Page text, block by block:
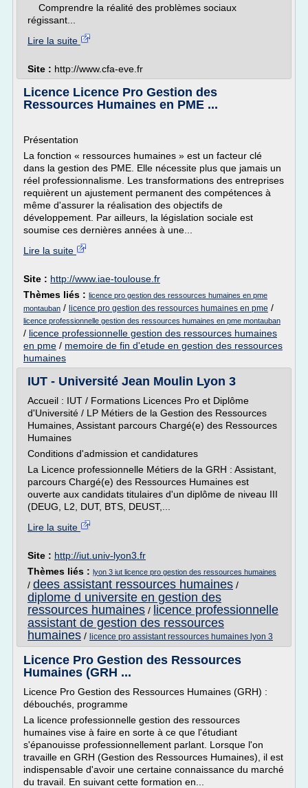
Comprendre la réalité des problèmes sociaux
régissant...
Lire la suite
Site : http://www.cfa-eve.fr
Licence Licence Pro Gestion des
Ressources Humaines en PME ...
Présentation
La fonction « ressources humaines » est un facteur clé
dans la gestion des PME. Elle nécessite plus que jamais un
réel professionnalisme. Les transformations des entreprises
requièrent un ajustement permanent des compétences à
même d'assurer la réalisation des objectifs de
développement. Par ailleurs, la législation sociale est
soumise ces dernières années à une...
Lire la suite
Site : http://www.iae-toulouse.fr
Thèmes liés : licence pro gestion des ressources humaines en pme
montauban / licence pro gestion des ressources humaines en pme /
licence professionnelle gestion des ressources humaines en pme montauban
/ licence professionnelle gestion des ressources humaines
en pme / memoire de fin d'etude en gestion des ressources
humaines
IUT - Université Jean Moulin Lyon 3
Accueil : IUT / Formations Licences Pro et Diplôme
d'Université / LP Métiers de la Gestion des Ressources
Humaines, Assistant parcours Chargé(e) des Ressources
Humaines
Conditions d'admission et candidatures
La Licence professionnelle Métiers de la GRH : Assistant,
parcours Chargé(e) des Ressources Humaines est
ouverte aux candidats titulaires d'un diplôme de niveau III
(DEUG, L2, DUT, BTS, DEUST,...
Lire la suite
Site : http://iut.univ-lyon3.fr
Thèmes liés : lyon 3 iut licence pro gestion des ressources humaines
/ dees assistant ressources humaines /
diplome d universite en gestion des
ressources humaines / licence professionnelle
assistant de gestion des ressources
humaines / licence pro assistant ressources humaines lyon 3
Licence Pro Gestion des Ressources
Humaines (GRH ...
Licence Pro Gestion des Ressources Humaines (GRH) :
débouchés, programme
La licence professionnelle gestion des ressources
humaines vise à faire en sorte à ce que l'étudiant
s'épanouisse professionnellement parlant. Lorsque l'on
travaille en GRH (Gestion des Ressources Humaines), il est
indispensable d'avoir une certaine connaissance du marché
du travail. En suivant cette formation en...